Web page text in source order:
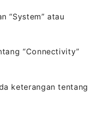
“System” atau
“Connectivity”
keterangan tentang